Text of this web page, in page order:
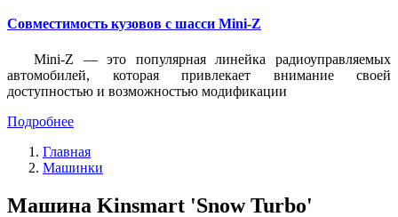
Совместимость кузовов с шасси Mini-Z
Mini-Z — это популярная линейка радиоуправляемых
автомобилей, которая привлекает внимание своей
доступностью и возможностью модификации
Подробнее
Главная
Машинки
Машина Kinsmart 'Snow Turbo'